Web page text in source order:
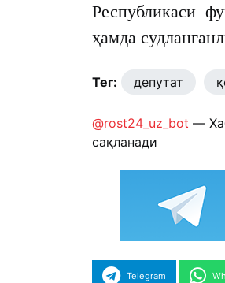
Республикаси
ҳамда
Тег: депутат
@rost24_uz_bot —
сақланади
Telegram